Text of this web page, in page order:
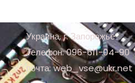
Украина, г. Запорожье
Телефон: 096-611-04-90
почта: web_vse@ukr.net